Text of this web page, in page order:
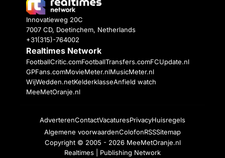
Innovatieweg 20C
7007 CD, Doetinchem, Netherlands
+31(315)-764002
Realtimes Network
FootballCritic.comFootballTransfers.comFCUpdate.nl
GPFans.comMovieMeter.nlMusicMeter.nl
WijWedden.netKelderklasseAnfield watch
MeeMetOranje.nl
AdverterenContactVacaturesPrivacyHuisregels
Algemene voorwaardenColofonRSSSitemap
Copyright © 2005 - 2026 MeeMetOranje.nl
Realtimes | Publishing Network